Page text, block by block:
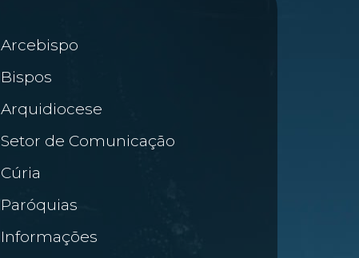
Arcebispo
Bispos
Arquidiocese
Setor de Comunicação
Cúria
Paróquias
Informações